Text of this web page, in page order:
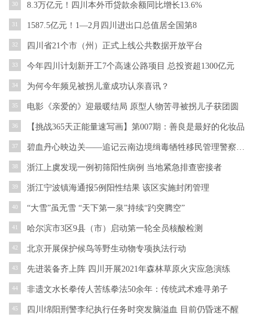
30 8.3万亿元！四川本外币贷款余额同比增长13.6%
31 1587.5亿元！1—2月四川进出口总值居全国第8
32 四川省21个市（州）正式上线公共数据开放平台
33 今年四川计划新开工7个高速公路项目 总投资超1300亿元
34 为何今年频见被拐儿童成功认亲喜讯？
35 电影《亲爱的》迎最暖结局 原型人物苦寻被拐儿子获团圆
36 【挑战365天正能量速写画】第007期：善良是最好的化妆品
37 碧血丹心映边关——追记云南边境缉毒牺牲移民管理警察蔡晓东
38 浙江上虞发现一例初筛阳性病例 当地紧急排查密接者
39 浙江宁波镇海通报5例阳性结果 该区实施封闭管理
40 “大雪”虽无雪 “天下第一泉”持续“趵突腾空”
41 哈尔滨市3区9县（市）启动第一轮全员核酸检测
42 北京开展保护候鸟等野生动物专项执法行动
43 先进装备齐上阵 四川开展2021年森林草原火灾应急演练
44 非遗文水长拳传人苦练拳法50余年：传统武术难寻弟子
45 四川绵阳刑警李纪执行任务时突发脑溢血 目前仍昏迷不醒